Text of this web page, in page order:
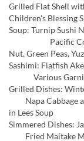
Grilled Flat Shell
Children's Blessing
Soup: Turnip Sushi
Pacific Cod,
Nut, Green Peas,
Sashimi: Flatfish
Various
Grilled Dishes:
Napa Cabbage
in Lees Soup
Simmered Dishes:
Fried Maitake